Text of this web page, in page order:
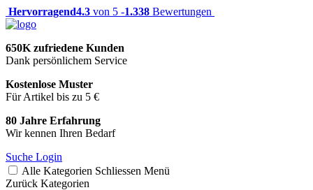
Hervorragend4.3 von 5 -1.338 Bewertungen
650K zufriedene Kunden
Dank persönlichem Service
Kostenlose Muster
Für Artikel bis zu 5 €
80 Jahre Erfahrung
Wir kennen Ihren Bedarf
Suche Login
Alle Kategorien Schliessen Menü
Zurück Kategorien